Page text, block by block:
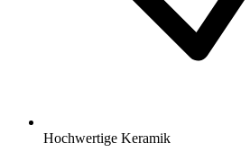
Hochwertige Keramik